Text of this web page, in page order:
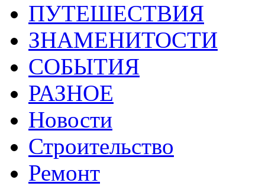
ПУТЕШЕСТВИЯ
ЗНАМЕНИТОСТИ
СОБЫТИЯ
РАЗНОЕ
Новости
Строительство
Ремонт